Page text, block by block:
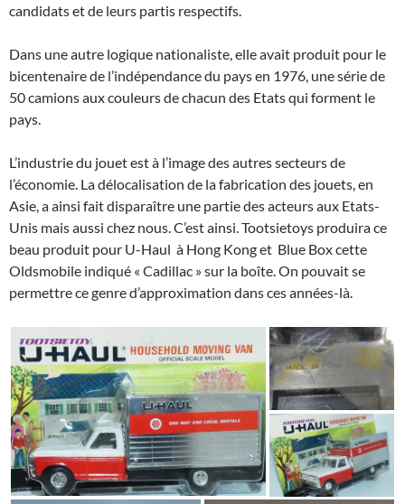
candidats et de leurs partis respectifs.
Dans une autre logique nationaliste, elle avait produit pour le
bicentenaire de l’indépendance du pays en 1976, une série de
50 camions aux couleurs de chacun des Etats qui forment le
pays.
L’industrie du jouet est à l’image des autres secteurs de
l’économie. La délocalisation de la fabrication des jouets, en
Asie, a ainsi fait disparaître une partie des acteurs aux Etats-
Unis mais aussi chez nous. C’est ainsi. Tootsietoys produira ce
beau produit pour U-Haul à Hong Kong et Blue Box cette
Oldsmobile indiqué « Cadillac » sur la boîte. On pouvait se
permettre ce genre d’approximation dans ces années-là.